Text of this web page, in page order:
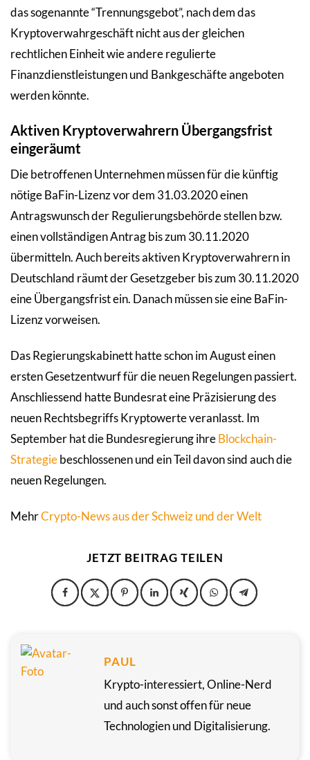
das sogenannte “Trennungsgebot”, nach dem das
Kryptoverwahrgeschäft nicht aus der gleichen
rechtlichen Einheit wie andere regulierte
Finanzdienstleistungen und Bankgeschäfte angeboten
werden könnte.
Aktiven Kryptoverwahrern Übergangsfrist
eingeräumt
Die betroffenen Unternehmen müssen für die künftig
nötige BaFin-Lizenz vor dem 31.03.2020 einen
Antragswunsch der Regulierungsbehörde stellen bzw.
einen vollständigen Antrag bis zum 30.11.2020
übermitteln. Auch bereits aktiven Kryptoverwahrern in
Deutschland räumt der Gesetzgeber bis zum 30.11.2020
eine Übergangsfrist ein. Danach müssen sie eine BaFin-
Lizenz vorweisen.
Das Regierungskabinett hatte schon im August einen
ersten Gesetzentwurf für die neuen Regelungen passiert.
Anschliessend hatte Bundesrat eine Präzisierung des
neuen Rechtsbegriffs Kryptowerte veranlasst. Im
September hat die Bundesregierung ihreBlockchain-
Strategiebeschlossenen und ein Teil davon sind auch die
neuen Regelungen.
MehrCrypto-News aus der Schweiz und der Welt
JETZT BEITRAG TEILEN
PAUL
Krypto-interessiert, Online-Nerd
und auch sonst offen für neue
Technologien und Digitalisierung.